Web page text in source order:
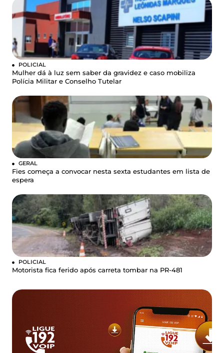
POLICIAL
Mulher dá à luz sem saber da gravidez e caso mobiliza
Polícia Militar e Conselho Tutelar
GERAL
Fies começa a convocar nesta sexta estudantes em lista de
espera
POLICIAL
Motorista fica ferido após carreta tombar na PR-481